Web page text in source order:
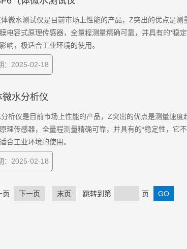
微水测试仪是目前市场上性能的产品，Z突出的优点是测
电容式原理传感器，全量程测量精确可靠，并具有的*稳
响，极适合工业环境的使用。
：2025-02-18
水分析仪
析仪是目前市场上性能的产品，Z突出的优点是测量速度
理传感器，全量程测量精确可靠，并具有的*稳定性，它
合工业环境的使用。
：2025-02-18
页 下一页 末页 跳转到第 页